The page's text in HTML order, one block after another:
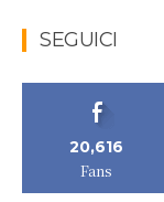
SEGUICI
20,616
Fans